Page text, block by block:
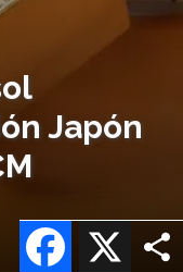
Japón
X
Facebook